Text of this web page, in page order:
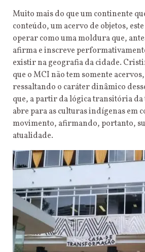
Muito mais do que um continente
conteúdo, um acervo de objetos,
operar como uma moldura que,
afirma e inscreve
existir na geografia da cidade.
que o MCI não tem somente
ressaltando o caráter dinâmico
que, a partir da lógica transitória
abre para as culturas indígenas em
movimento, afirmando, portanto,
atualidade.